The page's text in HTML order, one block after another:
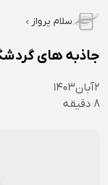
سلام پرواز
جاذبه های
۲آبان۱۴۰۳
8 دقیقه